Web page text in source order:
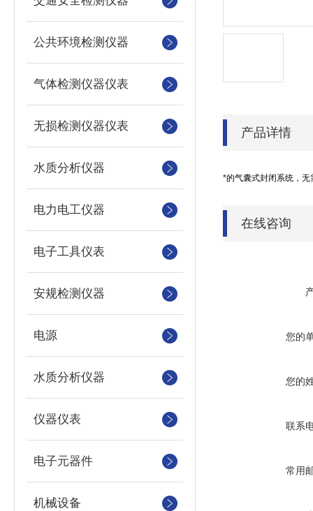
公共环境检测仪器
气体检测仪器仪表
无损检测仪器仪表
水质分析仪器
电力电工仪器
电子工具仪表
安规检测仪器
电源
水质分析仪器
仪器仪表
电子元器件
机械设备
产品详情
*的气囊式封闭系统，
在线咨询
您的
您的
联系
常用